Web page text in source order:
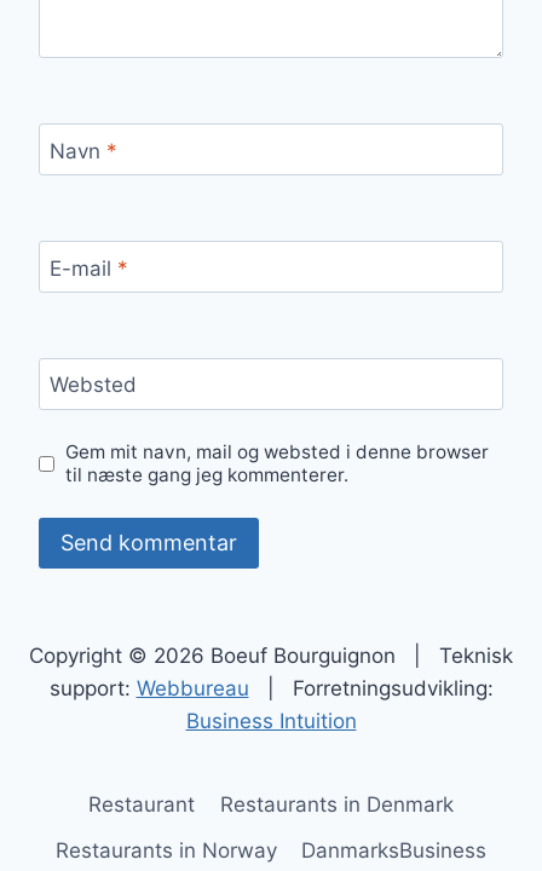
Navn *
E-mail *
Websted
Gem mit navn, mail og websted i denne browser
til næste gang jeg kommenterer.
Copyright © 2026 Boeuf Bourguignon | Teknisk
support: Webbureau | Forretningsudvikling:
Business Intuition
Restaurant
Restaurants in Denmark
Restaurants in Norway
DanmarksBusiness